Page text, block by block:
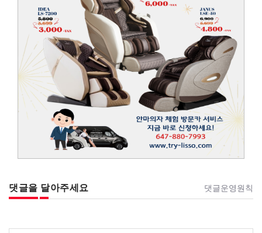
댓글을 달아주세요 댓글운영원칙